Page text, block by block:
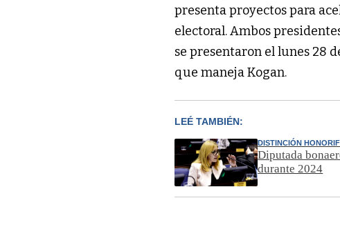
presenta proyectos para
electoral. Ambos
se presentaron el lunes 28
que maneja Kogan.
LEÉ TAMBIÉN:
DISTINCIÓN
Diputada
durante 2024